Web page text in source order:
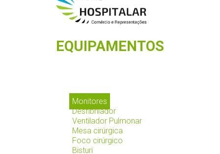
EQUIPAMENTOS
Monitores
Desfibrilador
Ventilador Pulmonar
Mesa cirúrgica
Foco cirúrgico
Bisturi